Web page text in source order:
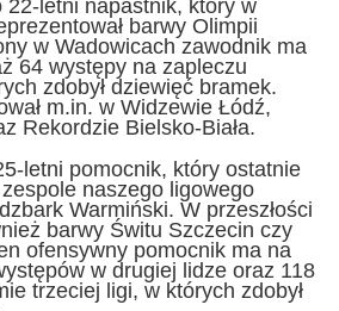
letni napastnik, który w
barwy Olimpii
w Wadowicach zawodnik ma
64 występy na zapleczu
zdobył dziewięć bramek.
m.in. w Widzewie Łódź,
Rekordzie Bielsko-Biała.
letni pomocnik, który ostatnie
zespole naszego ligowego
Warmiński. W przeszłości
barwy Świtu Szczecin czy
ofensywny pomocnik ma na
w drugiej lidze oraz 118
trzeciej ligi, w których zdobył